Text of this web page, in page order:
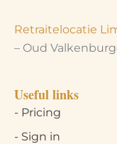
Retraitelocatie
– Oud
Useful links
- Pricing
- Sign in